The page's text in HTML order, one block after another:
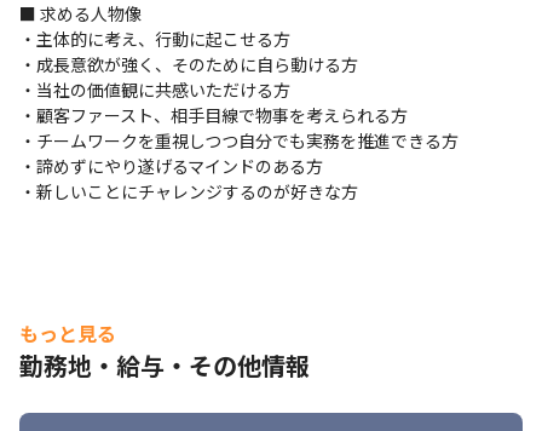
・Tableauを用いた施策結果の可視化
■ この仕事の面白み、魅力
・多くのユーザーに愛されている製品の開発に、エンジニアリン
グの観点から携わることができます
・少数精鋭組織のため、裁量を持って開発を進めることが可能で
す
・自社内のユーザーのためのソリューション導入を行うため、ユ
■ 求める人物像
・主体的に考え、行動に起こせる方
・成長意欲が強く、そのために自ら動ける方
・当社の価値観に共感いただける方
・顧客ファースト、相手目線で物事を考えられる方
・チームワークを重視しつつ自分でも実務を推進できる方
・諦めずにやり遂げるマインドのある方
・新しいことにチャレンジするのが好きな方
もっと見る
勤務地・給与・その他情報